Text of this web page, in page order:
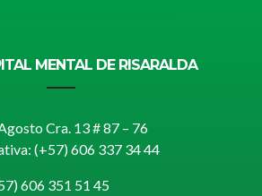
MENTAL DE RISARALDA
Cra. 13 # 87 – 76
(+57) 606 337 34 44
606 351 51 45